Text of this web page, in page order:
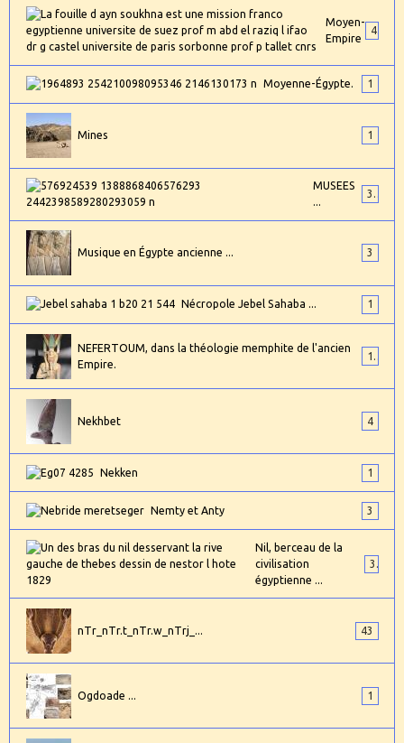
Moyen-
Empire
Moyenne-Égypte. 1
Mines 1
MUSEES
...
3
Musique en Égypte ancienne ... 3
Nécropole Jebel Sahaba ... 1
NEFERTOUM, dans la théologie memphite de l'ancien
Empire.
Nekhbet 4
Nekken 1
Nemty et Anty 3
Nil, berceau de la
civilisation
égyptienne ...
3
nTr_nTr.t_nTr.w_nTrj_... 43
Ogdoade ... 1